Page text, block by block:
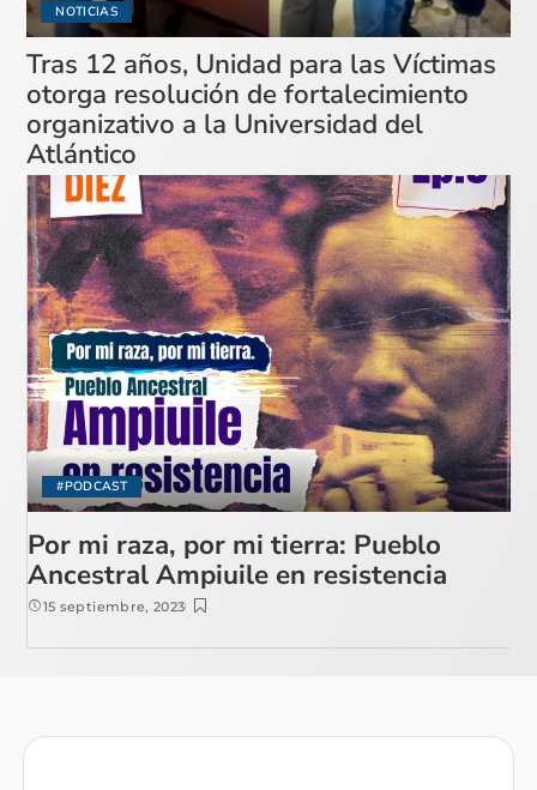
NOTICIAS
Tras 12 años, Unidad para las Víctimas
otorga resolución de fortalecimiento
organizativo a la Universidad del
Atlántico
#PODCAST
Por mi raza, por mi tierra: Pueblo
Ancestral Ampiuile en resistencia
15 septiembre, 2023